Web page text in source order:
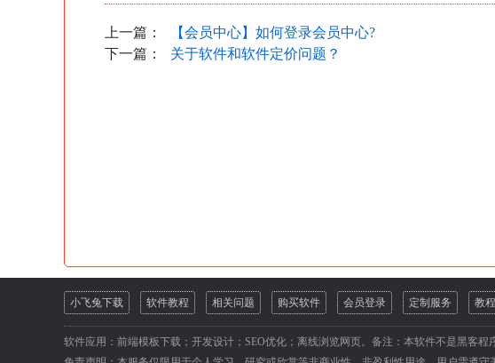
上一篇：
【会员中心】如何登录会员中心?
下一篇：
关于软件和软件定价问题？
小飞兔下载 软件教程 相关问题 购买软件 会员登录 定制服务 教
软件应用：前端模板下载；开发设计；SEO优化；离线浏览网页。备注：本软件不是黑客程